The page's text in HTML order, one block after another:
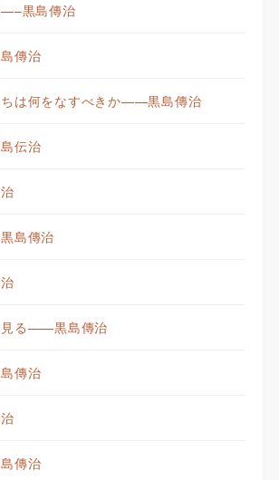
—–黒島傳治
傳治
ちは何をなすべきか——黒島傳治
伝治
島傳治
見る——黒島傳治
傳治
傳治